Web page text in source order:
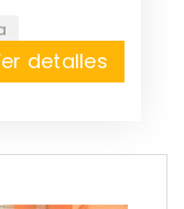
detalles